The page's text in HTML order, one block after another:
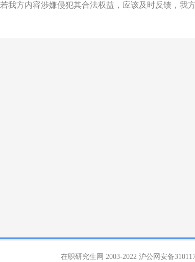
我方内容涉嫌侵犯其合法权益，应该及时反馈，我
在职研究生网 2003-2022 沪公网安备